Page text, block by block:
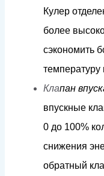
Кулер отдел
более высок
сэкономить б
температуру
Клапан впуск
впускные
0 до 100% ко
снижения
обратный кл